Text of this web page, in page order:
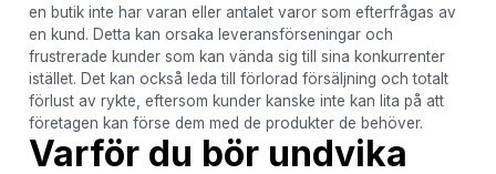
en butik inte har varan eller antalet varor som efterfrågas av
en kund. Detta kan orsaka leveransförseningar och
frustrerade kunder som kan vända sig till sina konkurrenter
istället. Det kan också leda till förlorad försäljning och totalt
förlust av rykte, eftersom kunder kanske inte kan lita på att
företagen kan förse dem med de produkter de behöver.
Varför du bör undvika